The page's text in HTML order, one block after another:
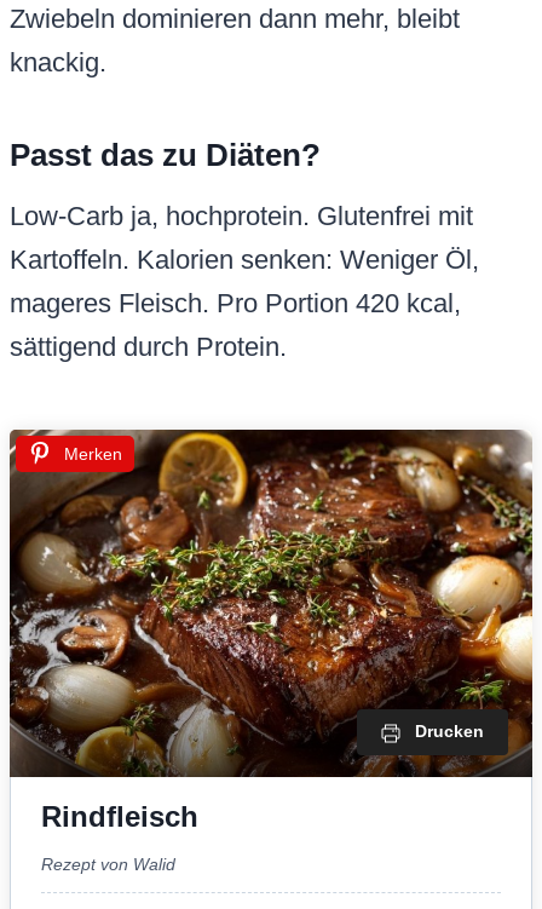
Zwiebeln dominieren dann mehr, bleibt
knackig.
Passt das zu Diäten?
Low-Carb ja, hochprotein. Glutenfrei mit
Kartoffeln. Kalorien senken: Weniger Öl,
mageres Fleisch. Pro Portion 420 kcal,
sättigend durch Protein.
Merken
Drucken
Rindfleisch
Rezept von Walid